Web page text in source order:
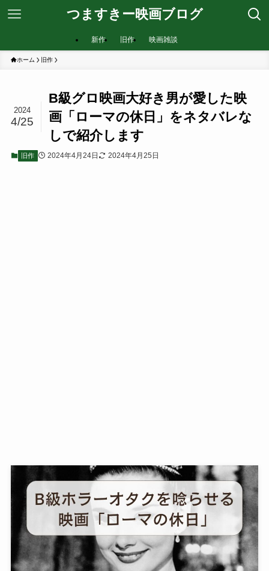
つますきー映画ブログ
新作 旧作 映画雑談
ホーム 旧作
B級グロ映画大好き男が愛した映
画「ローマの休日」をネタバレな
しで紹介します
2024
4/25
旧作 2024年4月24日 2024年4月25日